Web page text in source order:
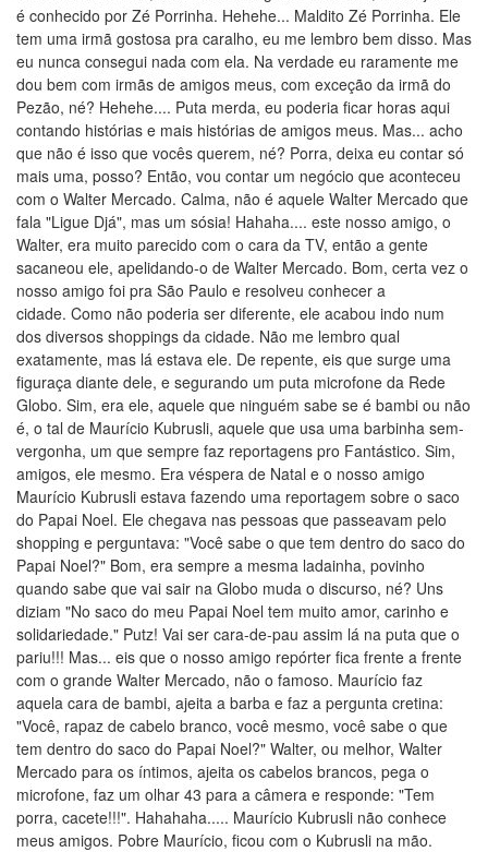
é conhecido por Zé Porrinha. Hehehe... Maldito Zé Porrinha. Ele
tem uma irmã gostosa pra caralho, eu me lembro bem disso. Mas
eu nunca consegui nada com ela. Na verdade eu raramente me
dou bem com irmãs de amigos meus, com exceção da irmã do
Pezão, né? Hehehe.... Puta merda, eu poderia ficar horas aqui
contando histórias e mais histórias de amigos meus. Mas... acho
que não é isso que vocês querem, né? Porra, deixa eu contar só
mais uma, posso? Então, vou contar um negócio que aconteceu
com o Walter Mercado. Calma, não é aquele Walter Mercado que
fala "Ligue Djá", mas um sósia! Hahaha.... este nosso amigo, o
Walter, era muito parecido com o cara da TV, então a gente
sacaneou ele, apelidando-o de Walter Mercado. Bom, certa vez o
nosso amigo foi pra São Paulo e resolveu conhecer a
cidade. Como não poderia ser diferente, ele acabou indo num
dos diversos shoppings da cidade. Não me lembro qual
exatamente, mas lá estava ele. De repente, eis que surge uma
figuraça diante dele, e segurando um puta microfone da Rede
Globo. Sim, era ele, aquele que ninguém sabe se é bambi ou não
é, o tal de Maurício Kubrusli, aquele que usa uma barbinha sem-
vergonha, um que sempre faz reportagens pro Fantástico. Sim,
amigos, ele mesmo. Era véspera de Natal e o nosso amigo
Maurício Kubrusli estava fazendo uma reportagem sobre o saco
do Papai Noel. Ele chegava nas pessoas que passeavam pelo
shopping e perguntava: "Você sabe o que tem dentro do saco do
Papai Noel?" Bom, era sempre a mesma ladainha, povinho
quando sabe que vai sair na Globo muda o discurso, né? Uns
diziam "No saco do meu Papai Noel tem muito amor, carinho e
solidariedade." Putz! Vai ser cara-de-pau assim lá na puta que o
pariu!!! Mas... eis que o nosso amigo repórter fica frente a frente
com o grande Walter Mercado, não o famoso. Maurício faz
aquela cara de bambi, ajeita a barba e faz a pergunta cretina:
"Você, rapaz de cabelo branco, você mesmo, você sabe o que
tem dentro do saco do Papai Noel?" Walter, ou melhor, Walter
Mercado para os íntimos, ajeita os cabelos brancos, pega o
microfone, faz um olhar 43 para a câmera e responde: "Tem
porra, cacete!!!". Hahahaha..... Maurício Kubrusli não conhece
meus amigos. Pobre Maurício, ficou com o Kubrusli na mão.